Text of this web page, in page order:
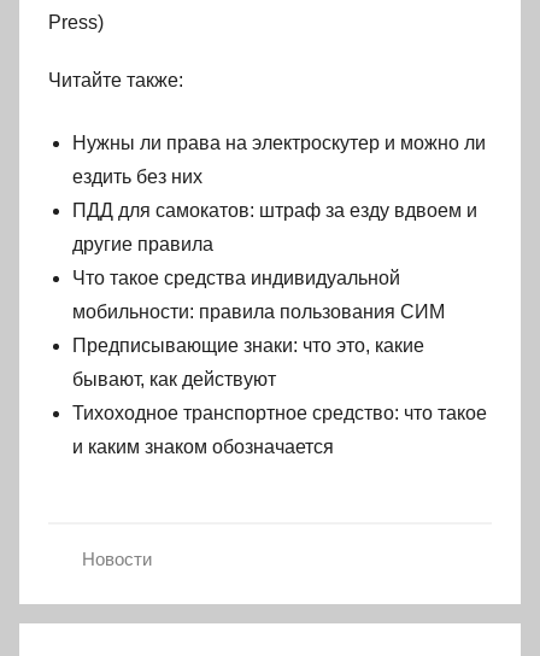
Press)
Читайте также:
Нужны ли права на электроскутер и можно ли
ездить без них
ПДД для самокатов: штраф за езду вдвоем и
другие правила
Что такое средства индивидуальной
мобильности: правила пользования СИМ
Предписывающие знаки: что это, какие
бывают, как действуют
Тихоходное транспортное средство: что такое
и каким знаком обозначается
Новости